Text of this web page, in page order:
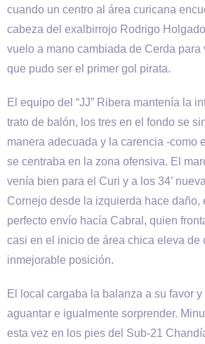
cuando un centro al área curicana
cabeza del exalbirrojo Rodrigo
vuelo a mano cambiada de Cerda para
que pudo ser el primer gol pirata.
El equipo del “JJ” Ribera mantenía la
trato de balón, los tres en el fondo se
manera adecuada y la carencia -como
se centraba en la zona ofensiva. El
venía bien para el Curi y a los 34’
Cornejo desde la izquierda hace daño,
perfecto envío hacía Cabral, quien
casi en el inicio de área chica eleva de
inmejorable posición.
El local cargaba la balanza a su favor
aguantar e igualmente sorprender.
esta vez en los pies del Sub-21